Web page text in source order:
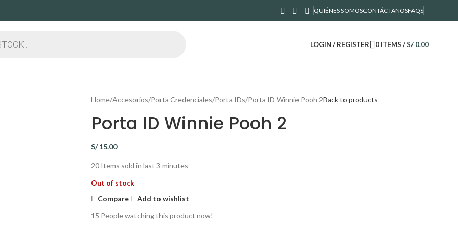
QUIÉNES SOMOSCONTÁCTANOSFAQS
LOGIN / REGISTER 0 ITEMS / S/0.00
Home Accesorios Porta Credenciales Porta IDs Porta ID Winnie Pooh 2Back to products
Porta ID Winnie Pooh 2
S/15.00
20 Items sold in last 3 minutes
Out of stock
Compare
Add to wishlist
15 People watching this product now!